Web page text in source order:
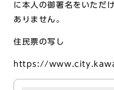
に本人の御署名をいただ
ありません。
住民票の写し
https://